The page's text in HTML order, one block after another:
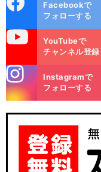
ok
Facebookで
フォローする
YouTubeで
チャンネル登録
m
Instagramで
フォローする